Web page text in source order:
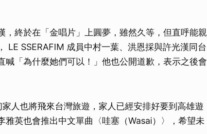
，終於在「金唱片」上圓夢，雖然久等，但直呼能親
LE SSERAFIM 成員中村一葉、洪恩採與許光漢同台
喊「為什麼她們可以！」他也公開道歉，表示之後會
人也將飛來台灣旅遊，家人已經安排好要到高雄遊
雅英也會推出中文單曲〈哇塞（Wasai）〉，希望未